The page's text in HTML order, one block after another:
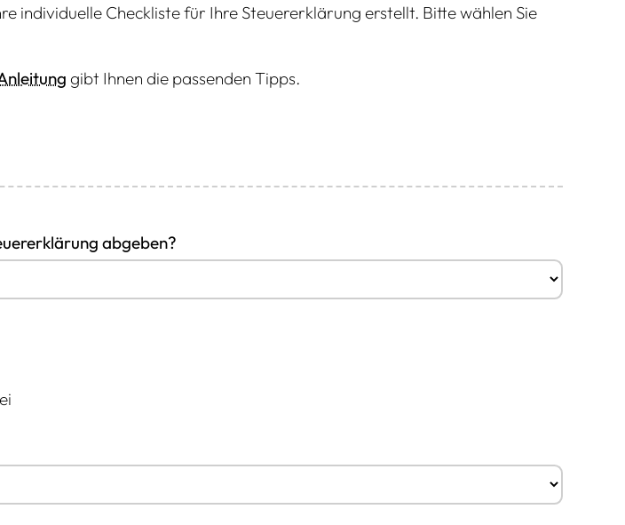
individuelle Checkliste für Ihre Steuererklärung erstellt. Bitte wählen Sie
gibt Ihnen die passenden Tipps.
abgeben?